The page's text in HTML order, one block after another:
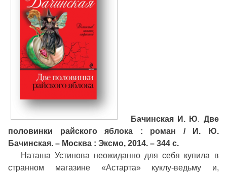
Бачинская И. Ю. Две
половинки райского яблока : роман / И. Ю.
Бачинская. – Москва : Эксмо, 2014. – 344 с.
Наташа Устинова неожиданно для себя купила в
странном магазине «Астарта» куклу-ведьму и,